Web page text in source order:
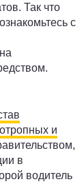
Так что
с
и
в
водитель